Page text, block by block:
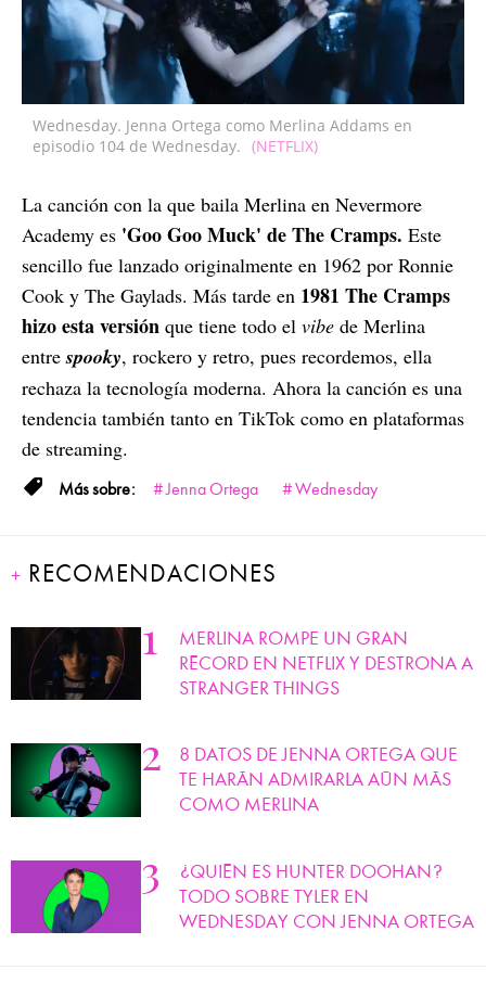
Wednesday. Jenna Ortega como Merlina Addams en
episodio 104 de Wednesday. (NETFLIX)
La canción con la que baila Merlina en Nevermore
Academy es 'Goo Goo Muck' de The Cramps. Este
sencillo fue lanzado originalmente en 1962 por Ronnie
Cook y The Gaylads. Más tarde en 1981 The Cramps
hizo esta versión que tiene todo el vibe de Merlina
entrespooky, rockero y retro, pues recordemos, ella
rechaza la tecnología moderna. Ahora la canción es una
tendencia también tanto en TikTok como en plataformas
de streaming.
Jenna Ortega Wednesday
RECOMENDACIONES
MERLINA ROMPE UN GRAN
RÉCORD EN NETFLIX Y DESTRONA A
STRANGER THINGS
8 DATOS DE JENNA ORTEGA QUE
TE HARÁN ADMIRARLA AÚN MÁS
COMO MERLINA
¿QUIÉN ES HUNTER DOOHAN?
TODO SOBRE TYLER EN
WEDNESDAY CON JENNA ORTEGA